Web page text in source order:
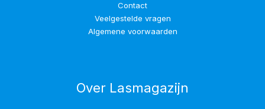
Contact
Veelgestelde vragen
Algemene voorwaarden
Over Lasmagazijn